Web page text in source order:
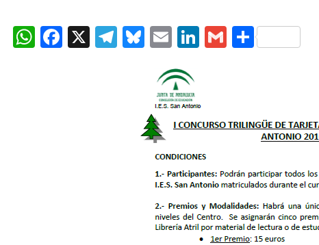
WhatsApp
Facebook
X Telegram
Bluesky
EmailLinkedIn
Gmail